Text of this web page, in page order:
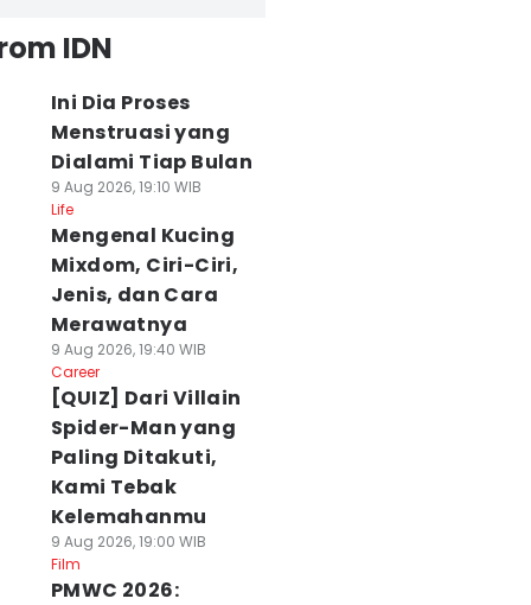
IDN
Ini Dia Proses
Menstruasi yang
Dialami Tiap Bulan
9 Aug 2026, 19:10 WIB
Life
Mengenal Kucing
Mixdom, Ciri-Ciri,
Jenis, dan Cara
Merawatnya
9 Aug 2026, 19:40 WIB
Career
[QUIZ] Dari Villain
Spider-Man yang
Paling Ditakuti,
Kami Tebak
Kelemahanmu
9 Aug 2026, 19:00 WIB
Film
PMWC 2026: